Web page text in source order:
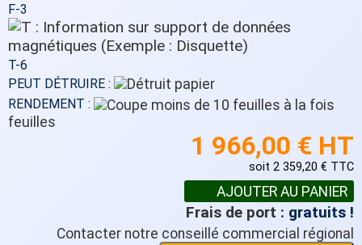
F-3
T-6
PEUT DÉTRUIRE :
RENDEMENT :
feuilles
1 966,00 € HT
soit 2 359,20 € TTC
Frais de port : gratuits !
Contacter notre conseillé commercial régional